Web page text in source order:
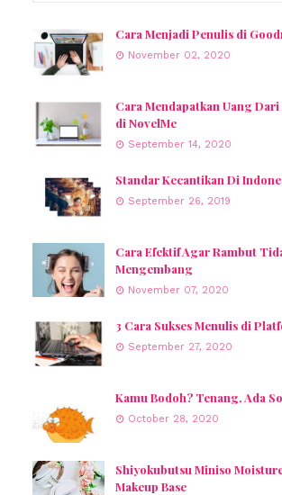
Cara Menjadi Penulis di
November 02, 2020
Cara Mendapatkan Uang
di NovelMe
September 14, 2020
Standar Kecantikan Di
September 26, 2019
Cara Efektif Agar Rambut
Mengembang
November 07, 2020
3 Cara Sukses Menulis di
September 27, 2020
Kamu Bodoh? Tenang, Ada
October 28, 2020
Shiyokubutsu Miniso
Makeup Base